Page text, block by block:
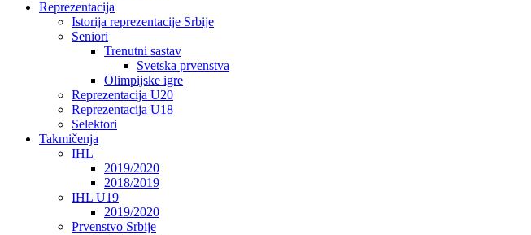
Reprezentacija
Istorija reprezentacije Srbije
Seniori
Trenutni sastav
Svetska prvenstva
Olimpijske igre
Reprezentacija U20
Reprezentacija U18
Selektori
Takmičenja
IHL
2019/2020
2018/2019
IHL U19
2019/2020
Prvenstvo Srbije